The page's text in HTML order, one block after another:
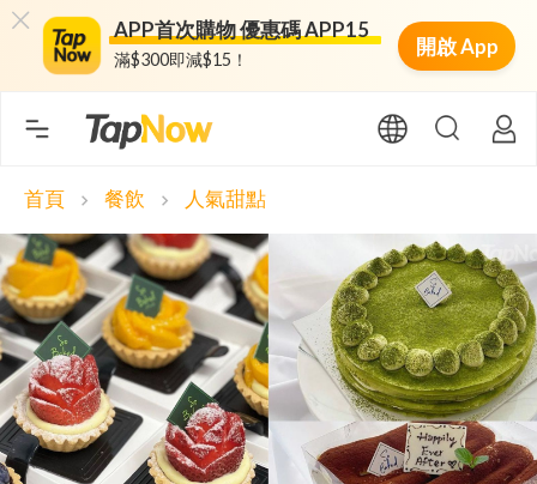
APP首次購物 優惠碼 APP15
滿$300即減$15！
開啟 App
首頁 chevron_right 餐飲 chevron_right 人氣甜點